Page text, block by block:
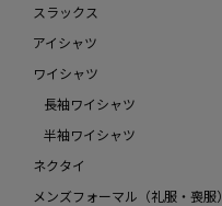
スラックス
アイシャツ
ワイシャツ
長袖ワイシャツ
半袖ワイシャツ
ネクタイ
メンズフォーマル（礼服・喪服）